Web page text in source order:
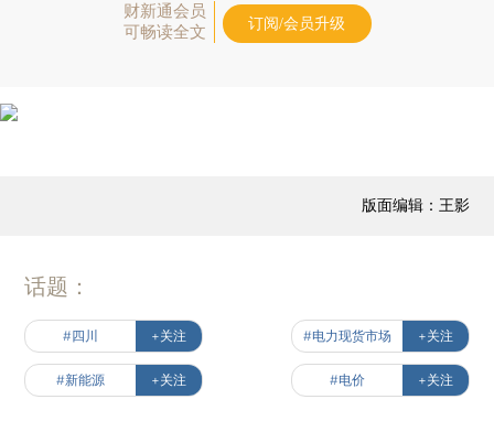
财新通会员
可畅读全文
订阅/会员升级
版面编辑：王影
话题：
#四川 +关注 #电力现货市场 +关注
#新能源 +关注 #电价 +关注